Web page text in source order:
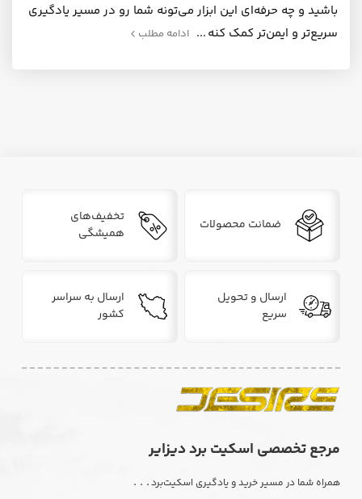
باشید و چه حرفه‌ای این ابزار می‌تونه شما رو در مسیر یادگیری
سریع‌تر و ایمن‌تر کمک کنه
ادامه مطلب
ضمانت محصولات
تخفیف‌های
همیشگی
ارسال و تحویل
سریع
ارسال به سراسر
کشور
مرجع تخصصی اسکیت برد دیزایر
همراه شما در مسیر خرید و یادگیری اسکیت‌برد. . .